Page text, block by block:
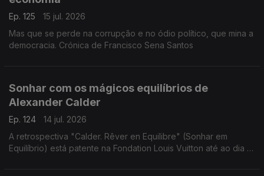
Ep. 125
15 jul. 2026
Mas que se perde na corrupção e no ódio político, que mina a
democracia. Crónica de Francisco Sena Santos
Sonhar com os mágicos equilíbrios de
Alexander Calder
Ep. 124
14 jul. 2026
A retrospectiva "Calder. Rêver en Equilibre" (Sonhar em
Equilíbrio) está patente na Fondation Louis Vuitton até ao dia 16